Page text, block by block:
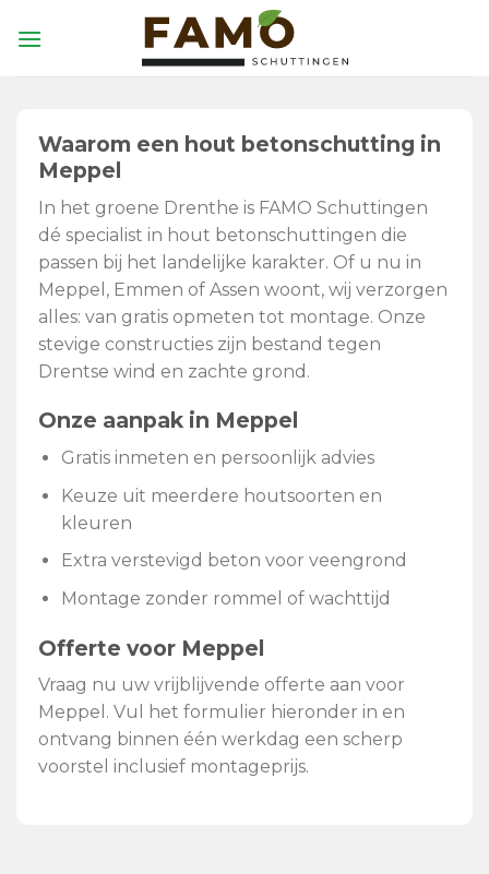
Waarom een hout betonschutting in
Meppel
In het groene Drenthe is FAMO Schuttingen
dé specialist in hout betonschuttingen die
passen bij het landelijke karakter. Of u nu in
Meppel, Emmen of Assen woont, wij verzorgen
alles: van gratis opmeten tot montage. Onze
stevige constructies zijn bestand tegen
Drentse wind en zachte grond.
Onze aanpak in Meppel
Gratis inmeten en persoonlijk advies
Keuze uit meerdere houtsoorten en
kleuren
Extra verstevigd beton voor veengrond
Montage zonder rommel of wachttijd
Offerte voor Meppel
Vraag nu uw vrijblijvende offerte aan voor
Meppel. Vul het formulier hieronder in en
ontvang binnen één werkdag een scherp
voorstel inclusief montageprijs.